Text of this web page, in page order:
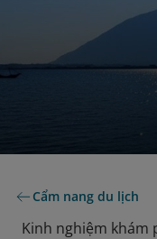
Cẩm nang du lịch
Kinh nghiệm khám